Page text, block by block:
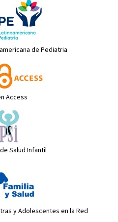
de Pediatria
Access
Salud Infantil
y Adolescentes en la Red